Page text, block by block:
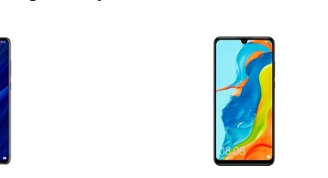
mobilnímu
8 GB